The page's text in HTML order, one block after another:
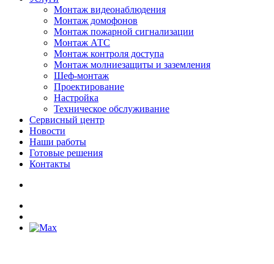
Монтаж видеонаблюдения
Монтаж домофонов
Монтаж пожарной сигнализации
Монтаж АТС
Монтаж контроля доступа
Монтаж молниезащиты и заземления
Шеф-монтаж
Проектирование
Настройка
Техническое обслуживание
Сервисный центр
Новости
Наши работы
Готовые решения
Контакты